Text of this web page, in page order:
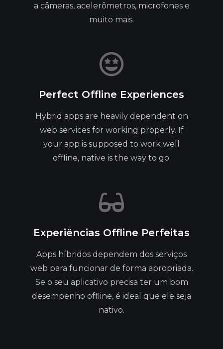
a câmeras, acelerômetros, microfones e
muito mais.
Perfect Offline Experiences
Hybrid apps are heavily dependent on
web services for working properly. If
your app is supposed to work well
offline, native is the way to go.
Experiências Offline Perfeitas
Apps híbridos dependem dos serviços
web para funcionar de forma apropriada.
Se o seu aplicativo precisa ter um bom
desempenho offline, é ideal que ele seja
nativo.